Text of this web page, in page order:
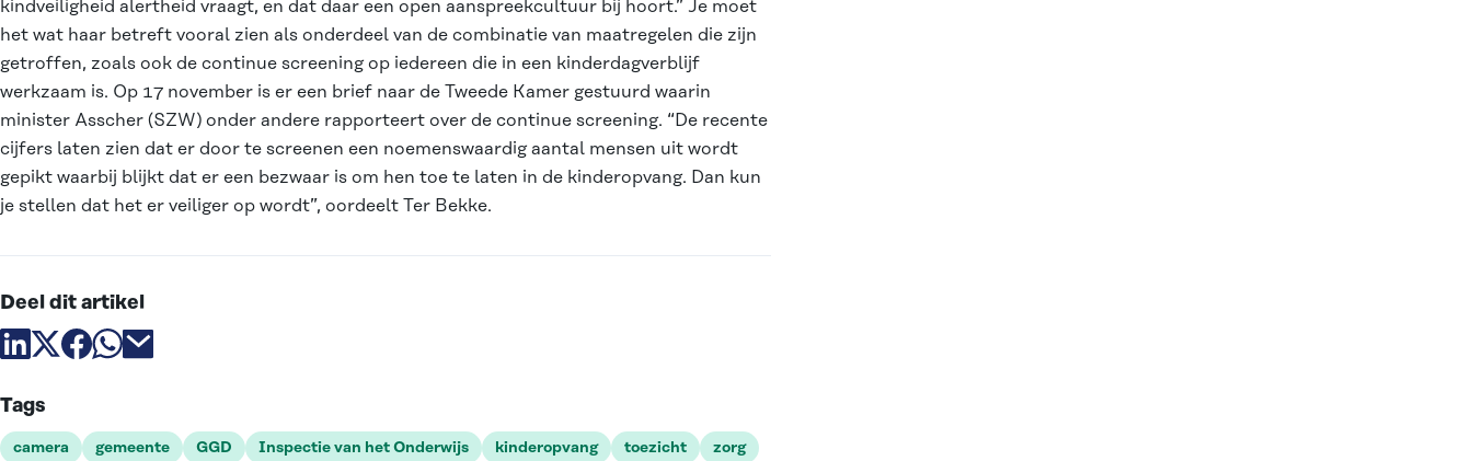
kindveiligheid alertheid vraagt, en dat daar een open aanspreekcultuur bij hoort.” Je moet
het wat haar betreft vooral zien als onderdeel van de combinatie van maatregelen die zijn
getroffen, zoals ook de continue screening op iedereen die in een kinderdagverblijf
werkzaam is. Op 17 november is er een brief naar de Tweede Kamer gestuurd waarin
minister Asscher (SZW) onder andere rapporteert over de continue screening. “De recente
cijfers laten zien dat er door te screenen een noemenswaardig aantal mensen uit wordt
gepikt waarbij blijkt dat er een bezwaar is om hen toe te laten in de kinderopvang. Dan kun
je stellen dat het er veiliger op wordt”, oordeelt Ter Bekke.
Deel dit artikel
Tags
camera gemeente GGD Inspectie van het Onderwijs kinderopvang toezicht zorg